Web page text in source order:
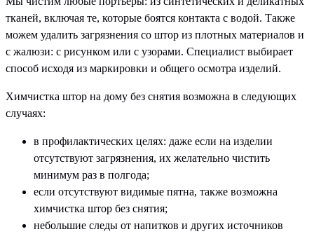
тканей, включая те, которые боятся контакта с водой. Также
можем удалить загрязнения со штор из плотных материалов и
с жалюзи: с рисунком или с узорами. Специалист выбирает
способ исходя из маркировки и общего осмотра изделий.
Химчистка штор на дому без снятия возможна в следующих
случаях:
в профилактических целях: даже если на изделии
отсутствуют загрязнения, их желательно чистить
минимум раз в полгода;
если отсутствуют видимые пятна, также возможна
химчистка штор без снятия;
небольшие следы от напитков и других источников